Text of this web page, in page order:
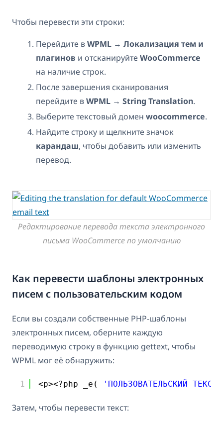
Чтобы перевести эти строки:
Перейдите вWPML → Локализация тем и
плагинов и отсканируйте WooCommerce
на наличие строк.
После завершения сканирования
перейдите вWPML → String Translation.
Выберите текстовый домен woocommerce.
Найдите строку и щелкните значок
карандаш, чтобы добавить или изменить
перевод.
Редактирование перевода текста электронного
письма WooCommerce по умолчанию
Как перевести шаблоны электронных
писем с пользовательским кодом
Если вы создали собственные PHP-шаблоны
электронных писем, оберните каждую
переводимую строку в функцию gettext, чтобы
WPML мог её обнаружить:
1 <p><?php _e( 'ПОЛЬЗОВАТЕЛЬСКИЙ ТЕКСТ'
Затем, чтобы перевести текст: